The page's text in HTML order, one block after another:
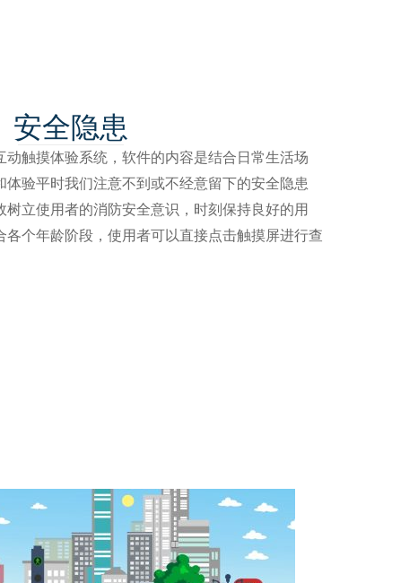
安全隐患
触摸体验系统，软件的内容是结合日常生活场
验平时我们注意不到或不经意留下的安全隐患
树立使用者的消防安全意识，时刻保持良好的用
个年龄阶段，使用者可以直接点击触摸屏进行查